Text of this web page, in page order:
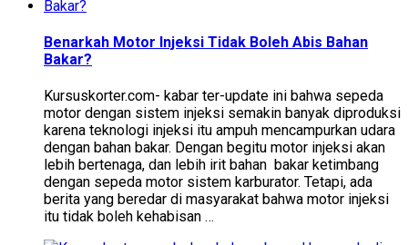
Benarkah Motor Injeksi Tidak Boleh Abis Bahan
Bakar?
Kursuskorter.com- kabar ter-update ini bahwa sepeda
motor dengan sistem injeksi semakin banyak diproduksi
karena teknologi injeksi itu ampuh mencampurkan udara
dengan bahan bakar. Dengan begitu motor injeksi akan
lebih bertenaga, dan lebih irit bahan bakar ketimbang
dengan sepeda motor sistem karburator. Tetapi, ada
berita yang beredar di masyarakat bahwa motor injeksi
itu tidak boleh kehabisan …